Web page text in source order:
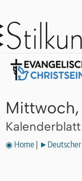
◉ Home ►Deutscher